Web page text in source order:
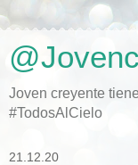
Joven creyente
#TodosAlCielo
21.12.20